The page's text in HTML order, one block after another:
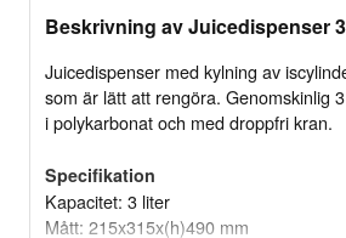
Beskrivning av Juicedispenser
Juicedispenser med kylning av
som är lätt att rengöra. Genomskinlig
i polykarbonat och med droppfri kran.
Specifikation
Kapacitet: 3 liter
Mått: 215x315x(h)490 mm